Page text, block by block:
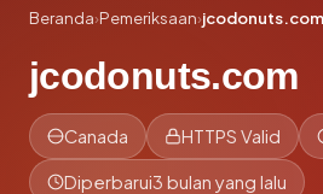
Beranda›Pemeriksaan›jcodonuts.com
jcodonuts.com
Canada HTTPS Valid
Diperbarui3 bulan yang lalu